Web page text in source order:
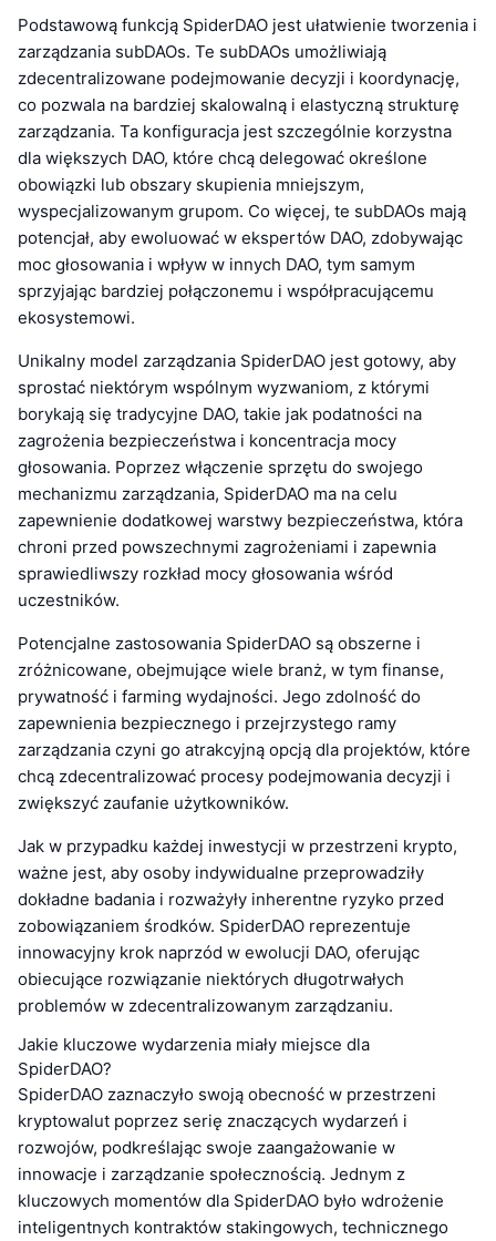
Podstawową funkcją SpiderDAO jest ułatwienie tworzenia i
zarządzania subDAOs. Te subDAOs umożliwiają
zdecentralizowane podejmowanie decyzji i koordynację,
co pozwala na bardziej skalowalną i elastyczną strukturę
zarządzania. Ta konfiguracja jest szczególnie korzystna
dla większych DAO, które chcą delegować określone
obowiązki lub obszary skupienia mniejszym,
wyspecjalizowanym grupom. Co więcej, te subDAOs mają
potencjał, aby ewoluować w ekspertów DAO, zdobywając
moc głosowania i wpływ w innych DAO, tym samym
sprzyjając bardziej połączonemu i współpracującemu
ekosystemowi.
Unikalny model zarządzania SpiderDAO jest gotowy, aby
sprostać niektórym wspólnym wyzwaniom, z którymi
borykają się tradycyjne DAO, takie jak podatności na
zagrożenia bezpieczeństwa i koncentracja mocy
głosowania. Poprzez włączenie sprzętu do swojego
mechanizmu zarządzania, SpiderDAO ma na celu
zapewnienie dodatkowej warstwy bezpieczeństwa, która
chroni przed powszechnymi zagrożeniami i zapewnia
sprawiedliwszy rozkład mocy głosowania wśród
uczestników.
Potencjalne zastosowania SpiderDAO są obszerne i
zróżnicowane, obejmujące wiele branż, w tym finanse,
prywatność i farming wydajności. Jego zdolność do
zapewnienia bezpiecznego i przejrzystego ramy
zarządzania czyni go atrakcyjną opcją dla projektów, które
chcą zdecentralizować procesy podejmowania decyzji i
zwiększyć zaufanie użytkowników.
Jak w przypadku każdej inwestycji w przestrzeni krypto,
ważne jest, aby osoby indywidualne przeprowadziły
dokładne badania i rozważyły inherentne ryzyko przed
zobowiązaniem środków. SpiderDAO reprezentuje
innowacyjny krok naprzód w ewolucji DAO, oferując
obiecujące rozwiązanie niektórych długotrwałych
problemów w zdecentralizowanym zarządzaniu.
Jakie kluczowe wydarzenia miały miejsce dla
SpiderDAO?
SpiderDAO zaznaczyło swoją obecność w przestrzeni
kryptowalut poprzez serię znaczących wydarzeń i
rozwojów, podkreślając swoje zaangażowanie w
innowacje i zarządzanie społecznością. Jednym z
kluczowych momentów dla SpiderDAO było wdrożenie
inteligentnych kontraktów stakingowych, technicznego